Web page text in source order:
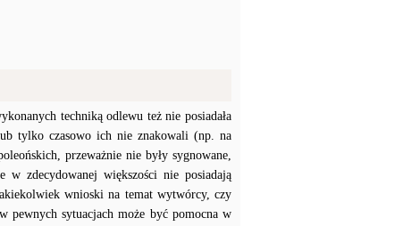
techniką odlewu też nie posiadała
tylko czasowo ich nie znakowali (np. na
przeważnie nie były sygnowane,
w zdecydowanej większości nie posiadają
wnioski na temat wytwórcy, czy
pewnych sytuacjach może być pomocna w